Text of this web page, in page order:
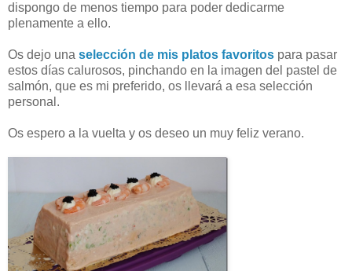
dispongo de menos tiempo para poder dedicarme
plenamente a ello.
Os dejo una selección de mis platos favoritos para pasar
estos días calurosos, pinchando en la imagen del pastel de
salmón, que es mi preferido, os llevará a esa selección
personal.
Os espero a la vuelta y os deseo un muy feliz verano.